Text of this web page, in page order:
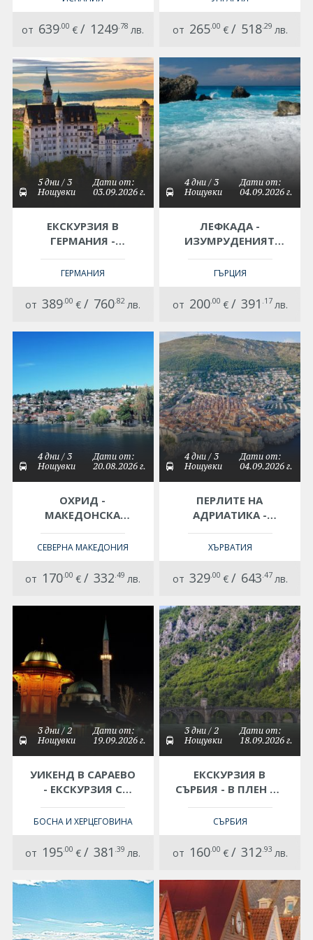
ИСПАНИЯ!
от 639.00 €/ 1249.78 лв. от 265.00 € / 518.29 лв.
5 дни / 3
Нощувки
Дати от:
03.09.2026 г.
ЕКСКУРЗИЯ В
ГЕРМАНИЯ -
ГЕРМАНИЯ
от 389 .00 €/ 760 .82 лв.
4 дни / 3
Нощувки
Дати от:
04.09.2026 г.
ЛЕФКАДА -
ИЗУМРУДЕНИЯТ
НОЩУВКИ)
ГЪРЦИЯ
от 200.00 € / 391 .17 лв.
4 дни / 3
Нощувки
Дати от:
20.08.2026 г.
ОХРИД -
МАКЕДОНСКА
ЕКСКУРЗИЯ С
АВТОБУС С
ОТПЪТУВАНЕ ОТ
СЕВЕРНА МАКЕДОНИЯ
от 170 .00 €/ 332 .49 лв.
4 дни / 3
Нощувки
Дати от:
04.09.2026 г.
ПЕРЛИТЕ НА
АДРИАТИКА -
АВТОБУС
ХЪРВАТИЯ
от 329.00 € / 643 .47 лв.
3 дни / 2
Нощувки
Дати от:
19.09.2026 г.
УИКЕНД В САРАЕВО
- ЕКСКУРЗИЯ С
АВТОБУС
БОСНА И ХЕРЦЕГОВИНА
от 195.00 €/ 381 .39 лв.
3 дни / 2
Нощувки
Дати от:
18.09.2026 г.
ЕКСКУРЗИЯ В
СЪРБИЯ - В ПЛЕН НА
ПЛАНИНАТА МОКРА
ГОРА - ЕКСКУРЗИЯ С
АВТОБУС
СЪРБИЯ
от 160.00 € / 312.93 лв.